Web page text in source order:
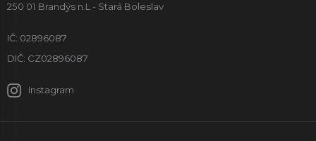
250 01 Brandýs n.L - Stará Boleslav
IČ: 02896087
DIČ: CZ02896087
Instagram